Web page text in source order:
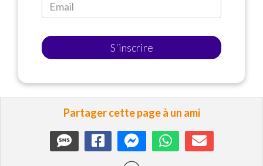
S'inscrire
Partager cette page à un ami